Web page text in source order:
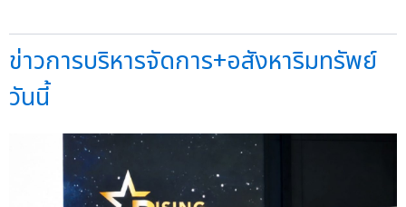
ข่าวการบริหารจัดการ+อสังหาริมทรัพย์
วันนี้